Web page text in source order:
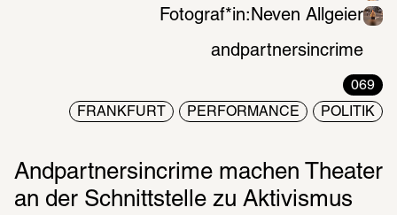
Fotograf*in: Neven Allgeier
andpartnersincrime
069
FRANKFURT PERFORMANCE POLITIK
Andpartnersincrime machen Theater
an der Schnittstelle zu Aktivismus